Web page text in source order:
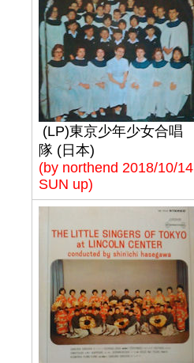
(LP)東京少年少女合唱
隊 (日本)
(by northend 2018/10/14
SUN up)